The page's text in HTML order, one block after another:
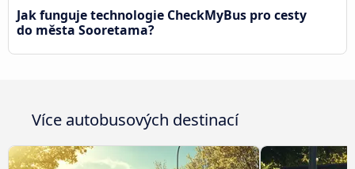
Jak funguje technologie CheckMyBus pro cesty
do města Sooretama?
Více autobusových destinací